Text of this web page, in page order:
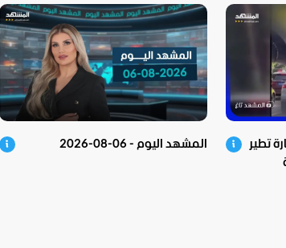
تطير
المشهد اليوم - 06-08-2026